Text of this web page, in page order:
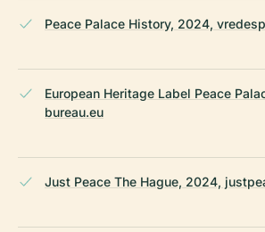
Peace Palace History, 2024,
European Heritage Label Peace
bureau.eu
Just Peace The Hague, 2024,